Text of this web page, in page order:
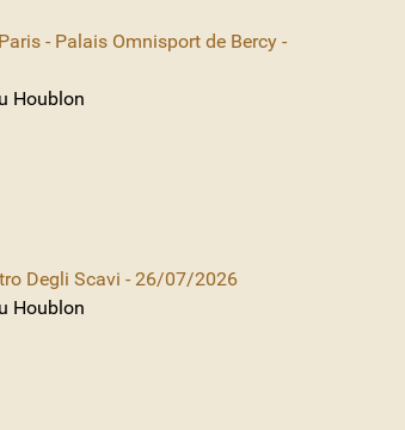
- Palais Omnisport de Bercy -
Houblon
Degli Scavi - 26/07/2026
Houblon